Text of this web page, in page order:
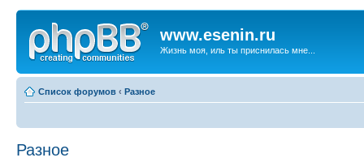
www.esenin.ru
Жизнь моя, иль ты приснилась мне...
Список форумов ‹ Разное
Разное